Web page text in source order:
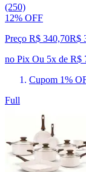
(250)
12% OFF
Preço R$ 340,70R$
no Pix Ou 5x de R$
Cupom 1%
Full